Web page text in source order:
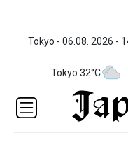
Tokyo - 06.08. 2026 -
Tokyo 32°C